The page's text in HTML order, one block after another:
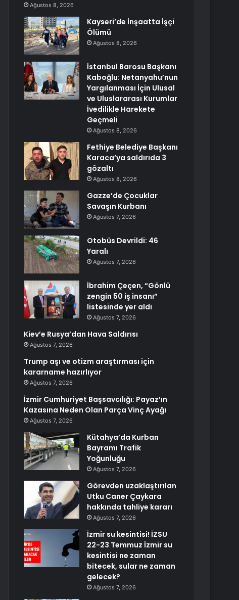
Ağustos 8, 2026
Kayseri’de İnşaatta İşçi
Ölümü
Ağustos 8, 2026
İstanbul Barosu Başkanı
Kaboğlu: Netanyahu’nun
Yargılanması İçin Ulusal
ve Uluslararası Kurumlar
İvedilikle Harekete
Geçmeli
Ağustos 8, 2026
Fethiye Belediye Başkanı
Karaca’ya saldırıda 3
gözaltı
Ağustos 8, 2026
Gazze’de Çocuklar
Savaşın Kurbanı
Ağustos 7, 2026
Otobüs Devrildi: 46
Yaralı
Ağustos 7, 2026
İbrahim Çeçen, “Gönlü
zengin 50 iş insanı”
listesinde yer aldı
Ağustos 7, 2026
Kiev’e Rusya’dan Hava Saldırısı
Ağustos 7, 2026
Trump aşı ve otizm araştırması için
kararname hazırlıyor
Ağustos 7, 2026
İzmir Cumhuriyet Başsavcılığı: Payaz’ın
Kazasına Neden Olan Parça Vinç Ayağı
Ağustos 7, 2026
Kütahya’da Kurban
Bayramı Trafik
Yoğunluğu
Ağustos 7, 2026
Görevden uzaklaştırılan
Utku Caner Çaykara
hakkında tahliye kararı
Ağustos 7, 2026
İzmir su kesintisi! İZSU
22-23 Temmuz İzmir su
kesintisi ne zaman
bitecek, sular ne zaman
gelecek?
Ağustos 7, 2026